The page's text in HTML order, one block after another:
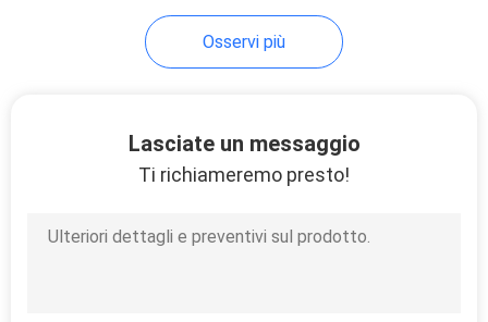
conservazione
Osservi più
Lasciate un messaggio
Ti richiameremo presto!